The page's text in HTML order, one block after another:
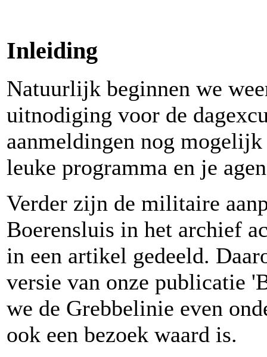
Inleiding
Natuurlijk beginnen we
uitnodiging voor de
aanmeldingen nog
leuke programma en je
Verder zijn de militaire
Boerensluis in het archief
in een artikel gedeeld.
versie van onze publicatie
we de Grebbelinie even
ook een bezoek waard is.